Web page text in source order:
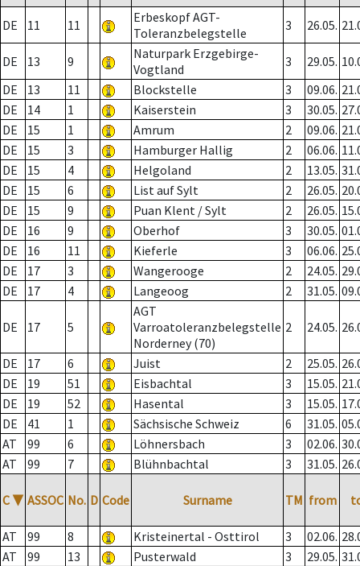
DE 11 11
Erbeskopf AGT-
Toleranzbelegstelle
3 26.05.
DE 13 9
Naturpark Erzgebirge-
Vogtland
3 29.05.
DE
13 11 Blockstelle 3 09.06.
DE
14 1 Kaiserstein 3 30.05.
DE
15 1 Amrum 2 09.06.
DE
15 3 Hamburger Hallig 2 06.06.
DE
15 4 Helgoland 2 13.05.
DE
15 6 List auf Sylt 2 26.05.
DE
15 9 Puan Klent / Sylt 2 26.05.
DE
16 9 Oberhof 3 30.05.
DE
16 11 Kieferle 3 06.06.
DE
17 3 Wangerooge 2 24.05.
DE
17 4 Langeoog 2 31.05.
DE 17 5
AGT
Varroatoleranzbelegstelle
Norderney (70)
2 24.05.
DE 17 6 Juist 2 25.05.
DE
19 51 Eisbachtal 3 15.05.
DE
19 52 Hasental 3 15.05.
DE
41 1 Sächsische Schweiz 6 31.05.
AT
99 6 Löhnersbach 3 02.06.
AT
99 7 Blühnbachtal 3 31.05.
C ▼ ASSOC No. D Code Surname TM from
AT 99 8 Kristeinertal - Osttirol 3 02.06.
AT
99 13 Pusterwald 3 29.05.